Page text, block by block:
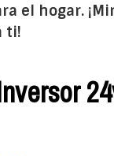
el hogar.
ti!